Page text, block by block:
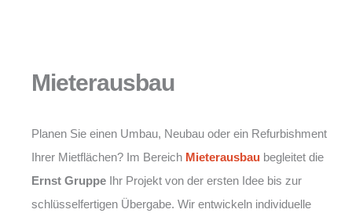
Mieterausbau
Planen Sie einen Umbau, Neubau oder ein Refurbishment
Ihrer Mietflächen? Im Bereich Mieterausbau begleitet die
Ernst Gruppe Ihr Projekt von der ersten Idee bis zur
schlüsselfertigen Übergabe. Wir entwickeln individuelle